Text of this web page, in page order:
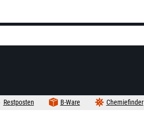
Chemiefinder
B-Ware
Restposten